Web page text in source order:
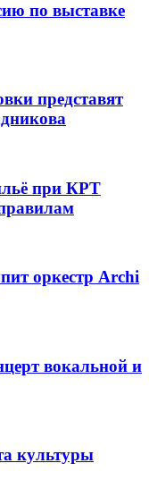
по выставке
представят
при КРТ
оркестр Archi
вокальной и
культуры